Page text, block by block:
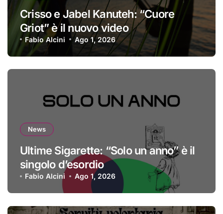
Crisso e Jabel Kanuteh: “Cuore
Griot” è il nuovo video
Fabio Alcini Ago 1, 2026
News
Ultime Sigarette: “Solo un anno” è il
singolo d’esordio
Fabio Alcini Ago 1, 2026